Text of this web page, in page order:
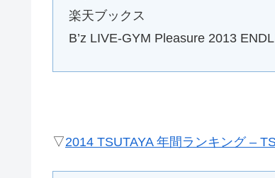
楽天ブックス
B’z LIVE-GYM Pleasure 2013
▽2014 TSUTAYA 年間ランキング –